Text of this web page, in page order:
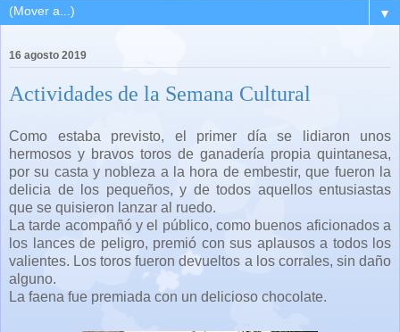
▼
16 agosto 2019
Actividades de la Semana Cultural
Como estaba previsto, el primer día se lidiaron unos
hermosos y bravos toros de ganadería propia quintanesa,
por su casta y nobleza a la hora de embestir, que fueron la
delicia de los pequeños, y de todos aquellos entusiastas
que se quisieron lanzar al ruedo.
La tarde acompañó y el público, como buenos aficionados a
los lances de peligro, premió con sus aplausos a todos los
valientes. Los toros fueron devueltos a los corrales, sin daño
alguno.
La faena fue premiada con un delicioso chocolate.